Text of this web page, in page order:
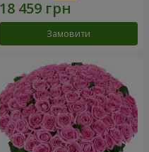
Замовити